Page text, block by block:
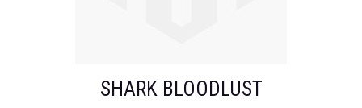
SHARK BLOODLUST